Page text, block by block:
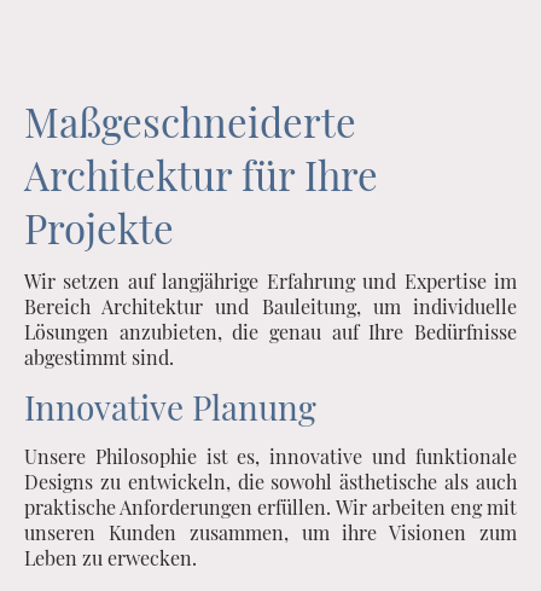
Maßgeschneiderte
Architektur für Ihre
Projekte
Wir setzen auf langjährige Erfahrung und Expertise im
Bereich Architektur und Bauleitung, um individuelle
Lösungen anzubieten, die genau auf Ihre Bedürfnisse
abgestimmt sind.
Innovative Planung
Unsere Philosophie ist es, innovative und funktionale
Designs zu entwickeln, die sowohl ästhetische als auch
praktische Anforderungen erfüllen. Wir arbeiten eng mit
unseren Kunden zusammen, um ihre Visionen zum
Leben zu erwecken.